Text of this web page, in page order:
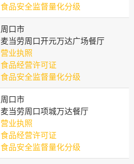
食品安全监督量化分级
周口市
麦当劳周口开元万达广场餐厅
营业执照
食品经营许可证
食品安全监督量化分级
周口市
麦当劳周口项城万达餐厅
营业执照
食品经营许可证
食品安全监督量化分级